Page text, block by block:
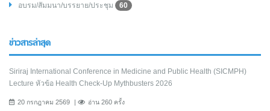
อบรม/สัมมนา/บรรยาย/ประชุม
60
ข่าวสารล่าสุด
Siriraj International Conference in Medicine and Public Health (SICMPH)
Lecture หัวข้อ Health Check-Up Mythbusters 2026
20 กรกฎาคม 2569 อ่าน 260 ครั้ง